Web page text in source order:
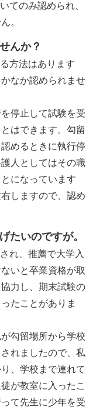
てのみ認められ、
。
んか？
方法はあります
なか認められませ
停止して試験を受
はできます。勾留
めるときに執行停
人としてはその職
になっています
しますので、認め
たいのですが。
れ、推薦で大学入
いと卒業資格が取
力し、期末試験の
たことがありま
勾留場所から学校
れましたので、私
、学校まで連れて
が教室に入ったこ
て先生に少年を受